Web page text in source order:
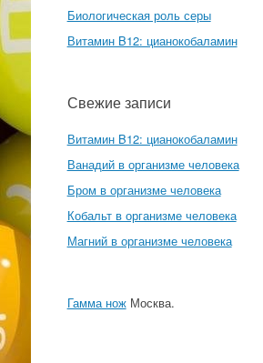
Биологическая роль серы
Витамин B12: цианокобаламин
Свежие записи
Витамин B12: цианокобаламин
Ванадий в организме человека
Бром в организме человека
Кобальт в организме человека
Магний в организме человека
Гамма ножМосква.